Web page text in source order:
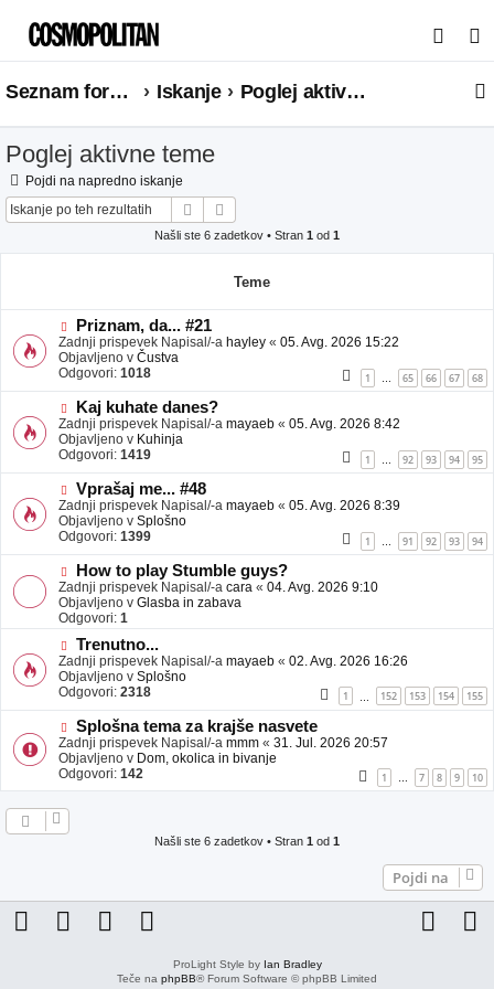
s
a
Seznam forumov Iskanje Poglej aktivne teme
Poglej aktivne teme
Pojdi na napredno iskanje
Iskanje
Našli ste 6 zadetkov • Stran 1 od 1
Teme
N
o
v
e
b
a
v
e
Priznam, da... #21
Zadnji prispevek Napisal/-a hayley « 05. Avg. 2026 15:22
Objavljeno v Čustva
Odgovori: 1018 1 … 65 66 67 68
N
o
v
e
b
a
v
e
Kaj kuhate danes?
Zadnji prispevek Napisal/-a mayaeb « 05. Avg. 2026 8:42
Objavljeno v Kuhinja
Odgovori: 1419 1 … 92 93 94 95
N
o
v
e
b
a
v
e
Vprašaj me... #48
Zadnji prispevek Napisal/-a mayaeb « 05. Avg. 2026 8:39
Objavljeno v Splošno
Odgovori: 1399 1 91 92 93 94
N
o
v
e
o
b
j
a
v
e
How to play Stumble guys?
Zadnji prispevek Napisal/-a cara « 04. Avg. 2026 9:10
Objavljeno v Glasba in zabava
Odgovori: 1
N
o
v
e
o
b
a
v
e
Trenutno...
Zadnji prispevek Napisal/-a mayaeb « 02. Avg. 2026 16:26
Objavljeno v Splošno
Odgovori: 2318 1 152 153 154 155
N
o
v
e
o
Splošna tema za krajše nasvete
Zadnji prispevek Napisal/-a mmm « 31. Jul. 2026 20:57
Objavljeno v Dom, okolica in bivanje
Odgovori: 142 1 … 7 8 9 10
Našli ste 6 zadetkov • Stran 1 od 1
Pojdi na
ProLight Style by Ian Bradley
Teče na phpBB® Forum Software © phpBB Limited